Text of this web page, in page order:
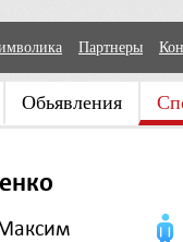
Партнеры
Обьявления